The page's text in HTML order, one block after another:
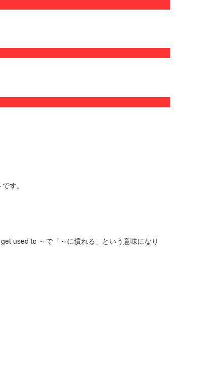
す。
used to ～で「～に慣れる」という意味になり